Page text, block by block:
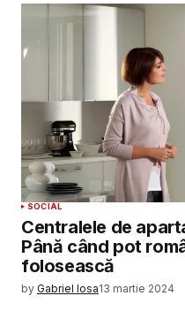
SOCIAL
Centralele de
Până când pot
folosească
by Gabriel Iosa13 martie 2024